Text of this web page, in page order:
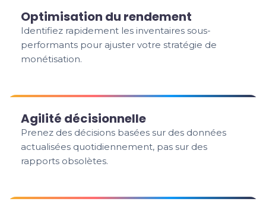
Optimisation du rendement
Identifiez rapidement les inventaires sous-
performants pour ajuster votre stratégie de
monétisation.
Agilité décisionnelle
Prenez des décisions basées sur des données
actualisées quotidiennement, pas sur des
rapports obsolètes.